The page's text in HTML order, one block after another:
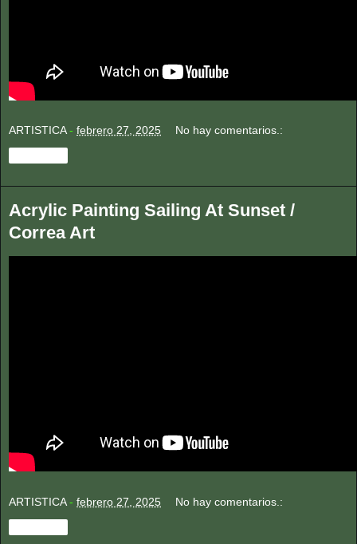
ARTISTICA - febrero 27, 2025 No hay comentarios.:
Acrylic Painting Sailing At Sunset /
Correa Art
ARTISTICA - febrero 27, 2025 No hay comentarios.: